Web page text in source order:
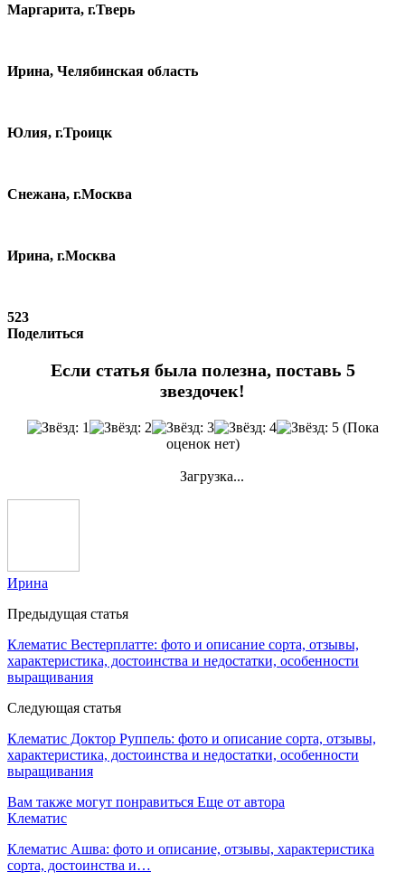
Маргарита, г.Тверь
Ирина, Челябинская область
Юлия, г.Троицк
Снежана, г.Москва
Ирина, г.Москва
523
Поделиться
Если статья была полезна, поставь 5
звездочек!
(Пока
оценок нет)
Загрузка...
Ирина
Предыдущая статья
Клематис Вестерплатте: фото и описание сорта, отзывы,
характеристика, достоинства и недостатки, особенности
выращивания
Следующая статья
Клематис Доктор Руппель: фото и описание сорта, отзывы,
характеристика, достоинства и недостатки, особенности
выращивания
Вам также могут понравиться Еще от автора
Клематис
Клематис Ашва: фото и описание, отзывы, характеристика
сорта, достоинства и…